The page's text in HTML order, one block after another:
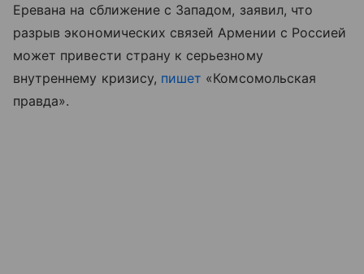
Еревана на сближение с Западом, заявил, что
разрыв экономических связей Армении с Россией
может привести страну к серьезному
внутреннему кризису, пишет «Комсомольская
правда».